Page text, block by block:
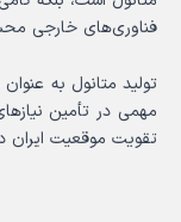
فناوری‌های خارجی
تولید متانول به
مهمی در تأمین
تقویت موقعیت ایران